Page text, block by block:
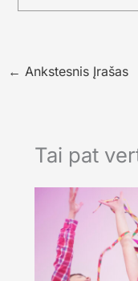
← Ankstesnis Įrašas
Tai pat